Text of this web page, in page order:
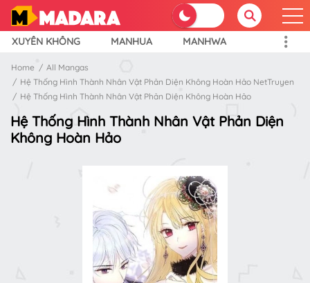
XUYÊN KHÔNG MANHUA MANHWA
Home
All Mangas
Hệ Thống Hình Thành Nhân Vật Phản Diện Không Hoàn Hảo NetTruyen
Hệ Thống Hình Thành Nhân Vật Phản Diện Không Hoàn Hảo
Hệ Thống Hình Thành Nhân Vật Phản Diện
Không Hoàn Hảo